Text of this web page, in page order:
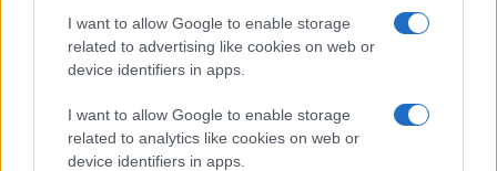
I want to allow Google to enable storage
related to advertising like cookies on web or
device identifiers in apps.
I want to allow Google to enable storage
related to analytics like cookies on web or
device identifiers in apps.
Διαβάστε περισσότερα
Κυριακή 15 Ιαν 2023, 19:05
Επιδόματα 70 εκατ.